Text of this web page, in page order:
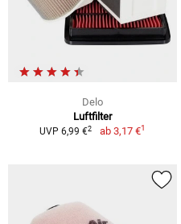
Delo
Luftfilter
UVP 6,99 €2 ab 3,17 €1